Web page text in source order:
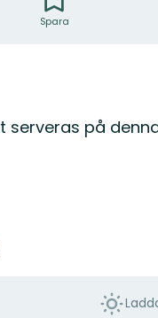
Spara
serveras på